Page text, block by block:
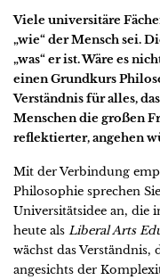
Viele universitäre
„wie“ der Mensch sei.
„was“ er ist. Wäre es
einen Grundkurs
Verständnis für alles,
Menschen die großen
reflektierter, angehen
Mit der Verbindung
Philosophie sprechen
Universitätsidee an, die
heute als Liberal Arts
wächst das Verständnis,
angesichts der